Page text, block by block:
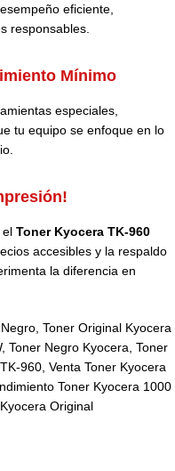
eficiente,
responsables.
Mínimo
especiales,
tu equipo se enfoque en lo
el Toner Kyocera TK-960
accesibles y la respaldo
la diferencia en
Toner Original Kyocera
Toner Negro Kyocera, Toner
960, Venta Toner Kyocera
Toner Kyocera 1000
Original